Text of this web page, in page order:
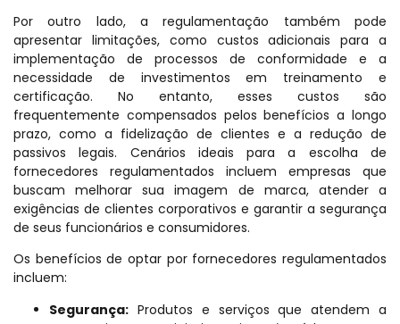
Por outro lado, a regulamentação também pode
apresentar limitações, como custos adicionais para a
implementação de processos de conformidade e a
necessidade de investimentos em treinamento e
certificação. No entanto, esses custos são
frequentemente compensados pelos benefícios a longo
prazo, como a fidelização de clientes e a redução de
passivos legais. Cenários ideais para a escolha de
fornecedores regulamentados incluem empresas que
buscam melhorar sua imagem de marca, atender a
exigências de clientes corporativos e garantir a segurança
de seus funcionários e consumidores.
Os benefícios de optar por fornecedores regulamentados
incluem:
Segurança: Produtos e serviços que atendem a